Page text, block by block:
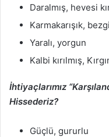
Daralmış, hevesi
Karmakarışık,
Yaralı, yorgun
Kalbi kırılmış,
İhtiyaçlarımız
Hissederiz?
Güçlü, gururlu